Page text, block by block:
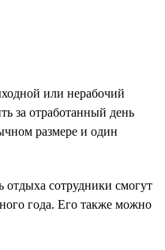
или нерабочий
за отработанный день
размере и один
отдыха сотрудники смогут
года. Его также можно